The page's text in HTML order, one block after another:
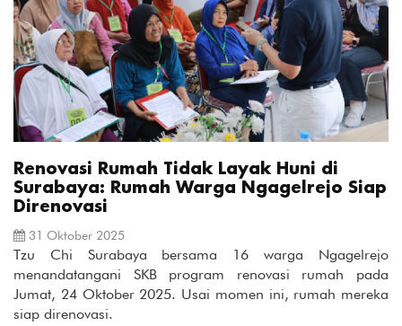
Renovasi Rumah Tidak Layak Huni di
Surabaya: Rumah Warga Ngagelrejo Siap
Direnovasi
31 Oktober 2025
Tzu Chi Surabaya bersama 16 warga Ngagelrejo
menandatangani SKB program renovasi rumah pada
Jumat, 24 Oktober 2025. Usai momen ini, rumah mereka
siap direnovasi.